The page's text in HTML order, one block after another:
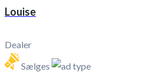
Louise
Dealer
Sælges